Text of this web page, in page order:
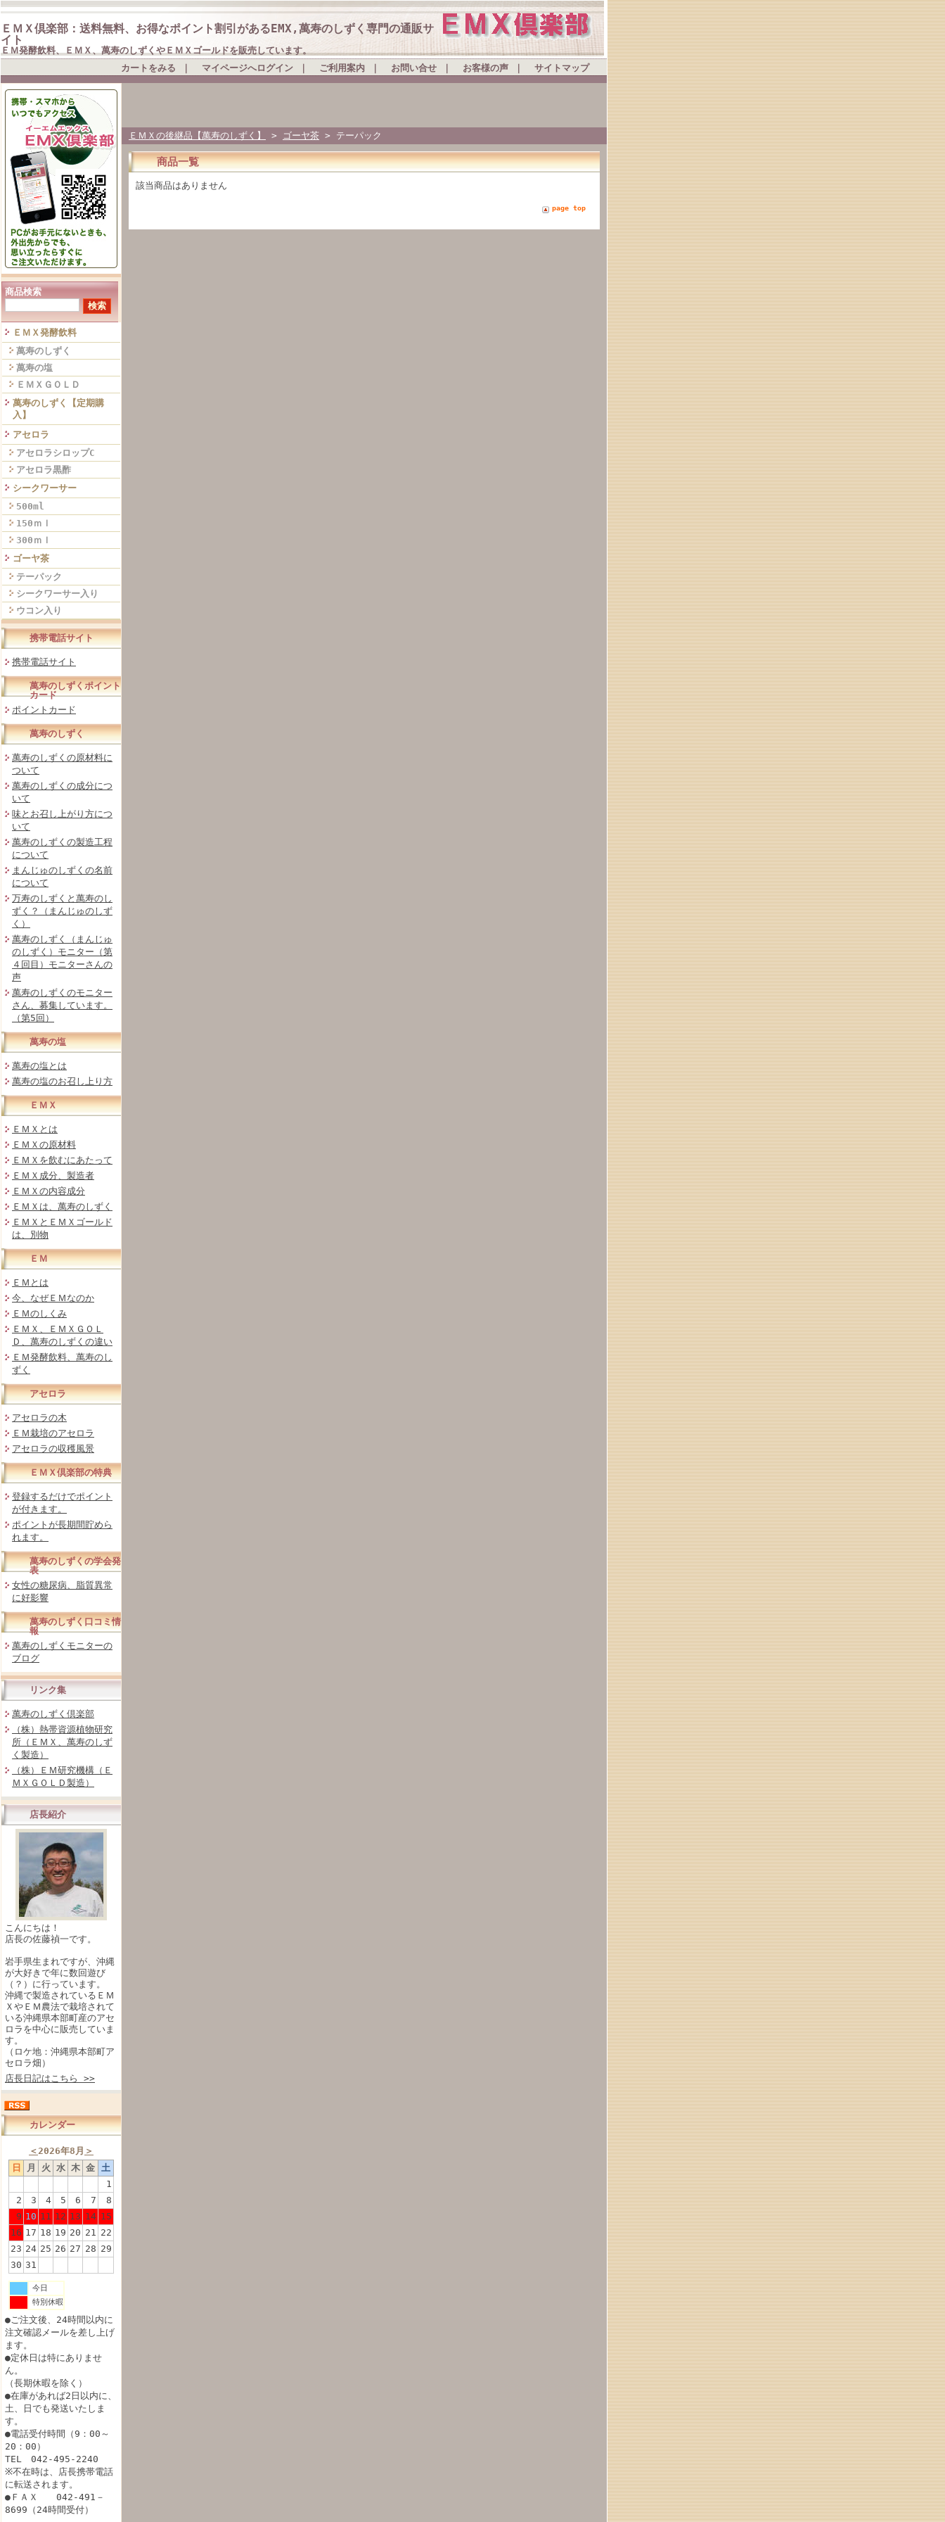
ＥＭＸ倶楽部：送料無料、お得なポイント割引があるEMX,萬寿のしずく専門の通販サ
イト
ＥＭ発酵飲料、ＥＭＸ、萬寿のしずくやＥＭＸゴールドを販売しています。
カートをみる
マイページへログイン ご利用案内 お問い合せ お客様の声 サイトマップ
商品検索
ＥＭＸ発酵飲料
萬寿のしずく
萬寿の塩
ＥＭＸＧＯＬＤ
萬寿のしずく【定期購
入】
アセロラ
アセロラシロップC
アセロラ黒酢
シークワーサー
500ml
150ｍｌ
300ｍｌ
ゴーヤ茶
テーパック
シークワーサー入り
ウコン入り
携帯電話サイト
携帯電話サイト
萬寿のしずくポイント
カード
ポイントカード
萬寿のしずく
萬寿のしずくの原材料に
ついて
萬寿のしずくの成分につ
いて
味とお召し上がり方につ
いて
萬寿のしずくの製造工程
について
まんじゅのしずくの名前
について
万寿のしずくと萬寿のし
ずく？（まんじゅのしず
く）
萬寿のしずく（まんじゅ
のしずく）モニター（第
４回目）モニターさんの
声
萬寿のしずくのモニター
さん、募集しています。
（第5回）
萬寿の塩
萬寿の塩とは
萬寿の塩のお召し上り方
ＥＭＸ
ＥＭＸとは
ＥＭＸの原材料
ＥＭＸを飲むにあたって
ＥＭＸ成分、製造者
ＥＭＸの内容成分
ＥＭＸは、萬寿のしずく
ＥＭＸとＥＭＸゴールド
は、別物
ＥＭ
ＥＭとは
今、なぜＥＭなのか
ＥＭのしくみ
ＥＭＸ、ＥＭＸＧＯＬ
Ｄ、萬寿のしずくの違い
ＥＭ発酵飲料、萬寿のし
ずく
アセロラ
アセロラの木
ＥＭ栽培のアセロラ
アセロラの収穫風景
ＥＭＸ倶楽部の特典
登録するだけでポイント
が付きます。
ポイントが長期間貯めら
れます。
萬寿のしずくの学会発
表
女性の糖尿病、脂質異常
に好影響
萬寿のしずく口コミ情
報
萬寿のしずくモニターの
ブログ
リンク集
萬寿のしずく倶楽部
（株）熱帯資源植物研究
所（ＥＭＸ、萬寿のしず
く製造）
（株）ＥＭ研究機構（Ｅ
ＭＸＧＯＬＤ製造）
店長紹介
こんにちは！
店長の佐藤禎一です。
岩手県生まれですが、沖縄
が大好きで年に数回遊び
（？）に行っています。
沖縄で製造されているＥＭ
ＸやＥＭ農法で栽培されて
いる沖縄県本部町産のアセ
ロラを中心に販売していま
す。
（ロケ地：沖縄県本部町ア
セロラ畑）
店長日記はこちら >>
カレンダー
＜2026年8月 ＞
日
月 火 水 木 金 土
1
2
3 4 5 6 7
8
9 10 11 12 13 14 15
16 17 18 19 20 21 22
23 24 25 26 27 28 29
30 31
今日
特別休暇
●ご注文後、24時間以内に
注文確認メールを差し上げ
ます。
●定休日は特にありませ
ん。
（長期休暇を除く）
●在庫があれば2日以内に、
土、日でも発送いたしま
す。
●電話受付時間（9：00～
20：00）
TEL 042-495-2240
※不在時は、店長携帯電話
に転送されます。
●ＦＡＸ 042-491－
8699（24時間受付）
ＥＭＸの後継品【萬寿のしずく】 > ゴーヤ茶 > テーパック
商品一覧
該当商品はありません
page top